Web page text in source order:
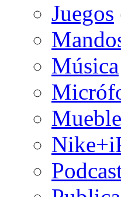
Juegos
Música